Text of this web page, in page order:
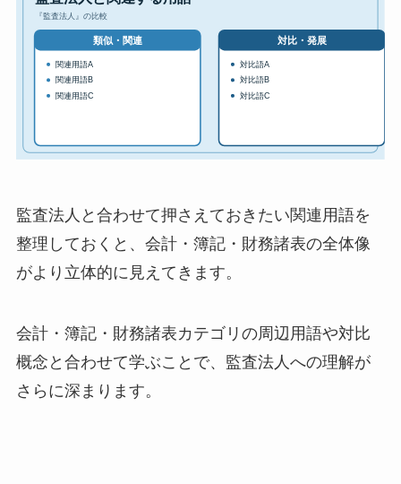
監査法人と合わせて押さえておきたい関連用語を
整理しておくと、会計・簿記・財務諸表の全体像
がより立体的に見えてきます。
会計・簿記・財務諸表カテゴリの周辺用語や対比
概念と合わせて学ぶことで、監査法人への理解が
さらに深まります。